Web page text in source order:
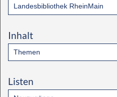
Landesbibliothek RheinMain
Inhalt
Themen
Listen